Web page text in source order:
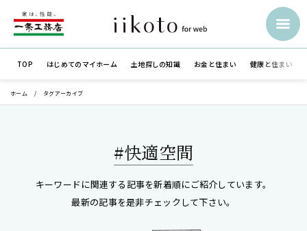
TOP はじめての マイホーム 土地探しの知識 お金と住まい 健康と住まい
ホーム タグアーカイブ
#快適空間
キーワードに関連する記事を新着順にご紹介しています。
最新の記事を是非チェックして下さい。